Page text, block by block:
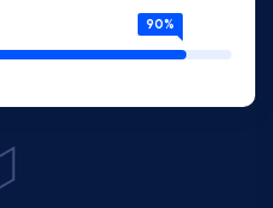
90%